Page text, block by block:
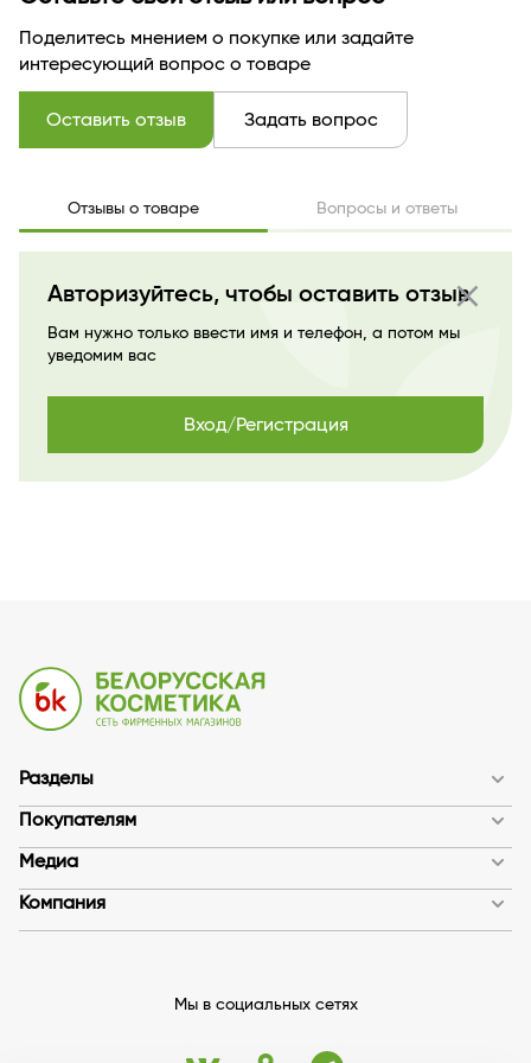
Поделитесь мнением о покупке или задайте
интересующий вопрос о товаре
Оставить отзыв Задать вопрос
Отзывы о товаре Вопросы и ответы
close
Авторизуйтесь, чтобы оставить отзыв
Вам нужно только ввести имя и телефон, а потом мы
уведомим вас
Вход/Регистрация
Разделы
Покупателям
Медиа
Компания
Мы в социальных сетях